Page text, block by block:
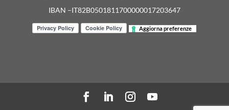
IBAN –IT82B0501811700000017203647
Aggiorna preferenze